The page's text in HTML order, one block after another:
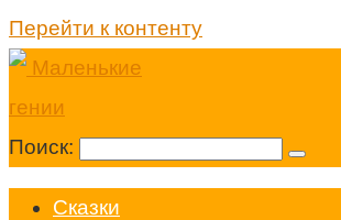
Перейти к контенту
Поиск:
Cказки